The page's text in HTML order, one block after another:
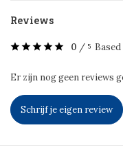
Reviews
0 / 5
Er zijn nog geen reviews
Schrijf je eigen review